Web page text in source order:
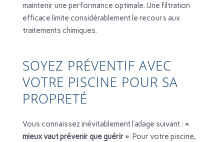
maintenir une performance optimale. Une filtration
efficace limite considérablement le recours aux
traitements chimiques.
SOYEZ PRÉVENTIF AVEC
VOTRE PISCINE POUR SA
PROPRETÉ
Vous connaissez inévitablement l’adage suivant : «
mieux vaut prévenir que guérir ». Pour votre piscine,